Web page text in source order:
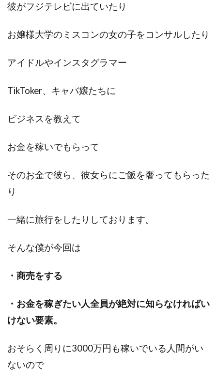
彼がフジテレビに出ていたり
お嬢様大学のミスコンの女の子をコンサルしたり
アイドルやインスタグラマー
TikToker、キャバ嬢たちに
ビジネスを教えて
お金を稼いでもらって
そのお金で彼ら、彼女らにご飯を奢ってもらった
り
一緒に旅行をしたりしております。
そんな僕が今回は
・商売をする
・お金を稼ぎたい人全員が絶対に知らなければい
けない要素。
おそらく周りに3000万円も稼いでいる人間がい
ないので